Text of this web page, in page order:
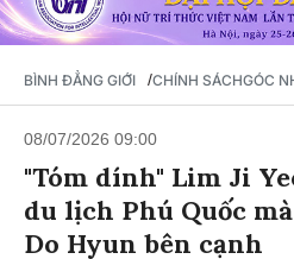
BÌNH ĐẲNG GIỚI /CHÍNH SÁCHGÓC
08/07/2026 09:00
"Tóm dính" Lim Ji
du lịch Phú Quốc
Do Hyun bên cạnh